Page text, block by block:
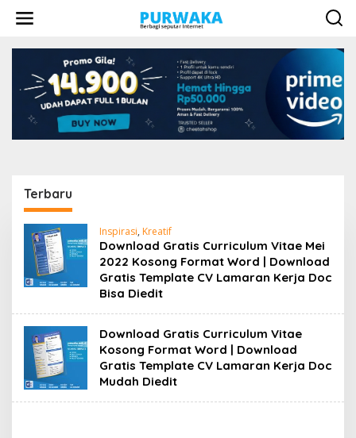
Terbaru
P
U
W
A
Inspirasi, Kreatif
Download Gratis Curriculum Vitae Mei
2022 Kosong Format Word | Download
Gratis Template CV Lamaran Kerja Doc
Bisa Diedit
Download Gratis Curriculum Vitae
Kosong Format Word | Download
Gratis Template CV Lamaran Kerja Doc
Mudah Diedit